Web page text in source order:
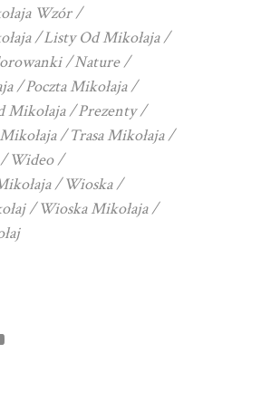
Wzór
Listy Od Mikołaja
Nature
Poczta Mikołaja
Mikołaja
Prezenty
Trasa Mikołaja
Wideo
Wioska
Wioska Mikołaja